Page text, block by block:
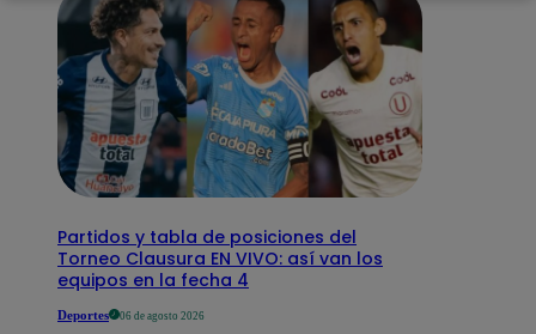
Partidos y tabla de posiciones del
Torneo Clausura EN VIVO: así van los
equipos en la fecha 4
Deportes 06 de agosto 2026